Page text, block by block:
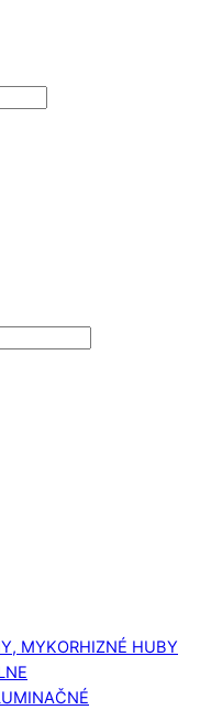
MYKORHIZNÉ HUBY